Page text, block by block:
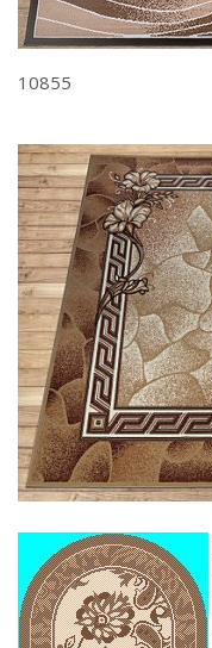
10855